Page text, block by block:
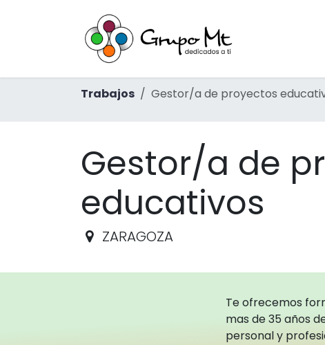
Trabajos Gestor/a de proyectos
Gestor/a de
educativos
ZARAGOZA
Te ofrecemos
mas de 35 años
personal y